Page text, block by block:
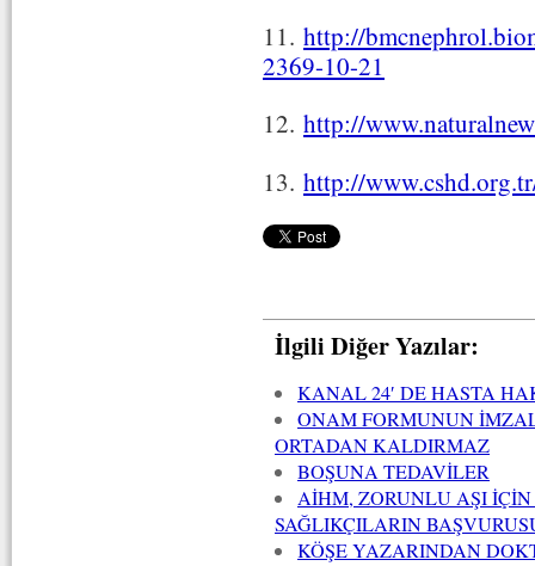
11. http://
2369-10-21
12. http://
13. http://
İlgili Diğer Yazılar:
KANAL 24′ DE HASTA
ONAM FORMUNUN
ORTADAN KALDIRMAZ
BOŞUNA TEDAVİLER
AİHM, ZORUNLU AŞI
SAĞLIKÇILARIN
KÖŞE YAZARINDAN